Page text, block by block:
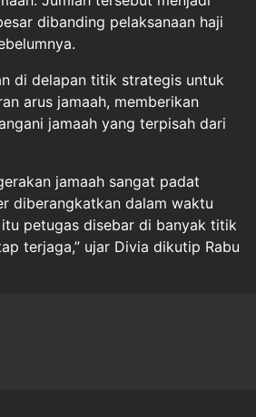
dibanding pelaksanaan haji
di delapan titik strategis untuk
arus jamaah, memberikan
jamaah yang terpisah dari
jamaah sangat padat
diberangkatkan dalam waktu
petugas disebar di banyak titik
terjaga,” ujar Divia dikutip Rabu